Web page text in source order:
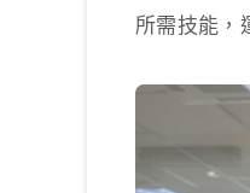
所需技能，